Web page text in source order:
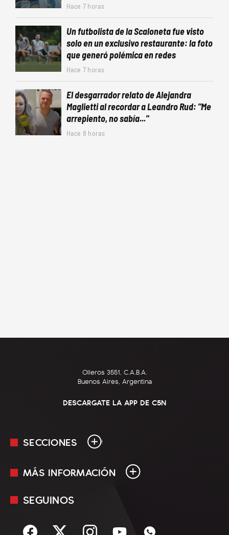
Hace 7 horas
Un futbolista de la Scaloneta fue visto
solo en un exclusivo restaurante: la foto
que generó polémica en redes
Hace 7 horas
El desgarrador relato de Alejandra
Maglietti al recordar a Leandro Rud: "Me
arrepiento, no sabía..."
Hace 8 horas
Olleros 3551, C.A.B.A.
Buenos Aires, Argentina
DESCARGATE LA APP DE C5N
SECCIONES
En Vivo
Sociedad
MÁS INFORMACIÓN
Mediakit
Términos y condiciones
SEGUINOS